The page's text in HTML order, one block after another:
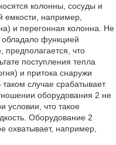
колонны, сосуды и
емкости, например,
и перегонная колонна. Не
функцией
что
поступления тепла
и притока снаружи
случае срабатывает
оборудования 2 не
условии, что такое
Оборудование 2
охватывает, например,